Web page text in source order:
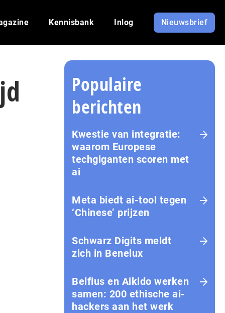
Kennisbank Inlog Nieuwsbrief
Populaire
berichten
Kwestie van integratie:
waarom Europese
techgiganten scoren met
ai
Meta biedt ai-tool tegen
‘Chinese’ prijzen
Schwarz Digits meldt
zich in Benelux
Belfius en Aikido werken
samen: 200 ethische ai-
hackers aan het werk